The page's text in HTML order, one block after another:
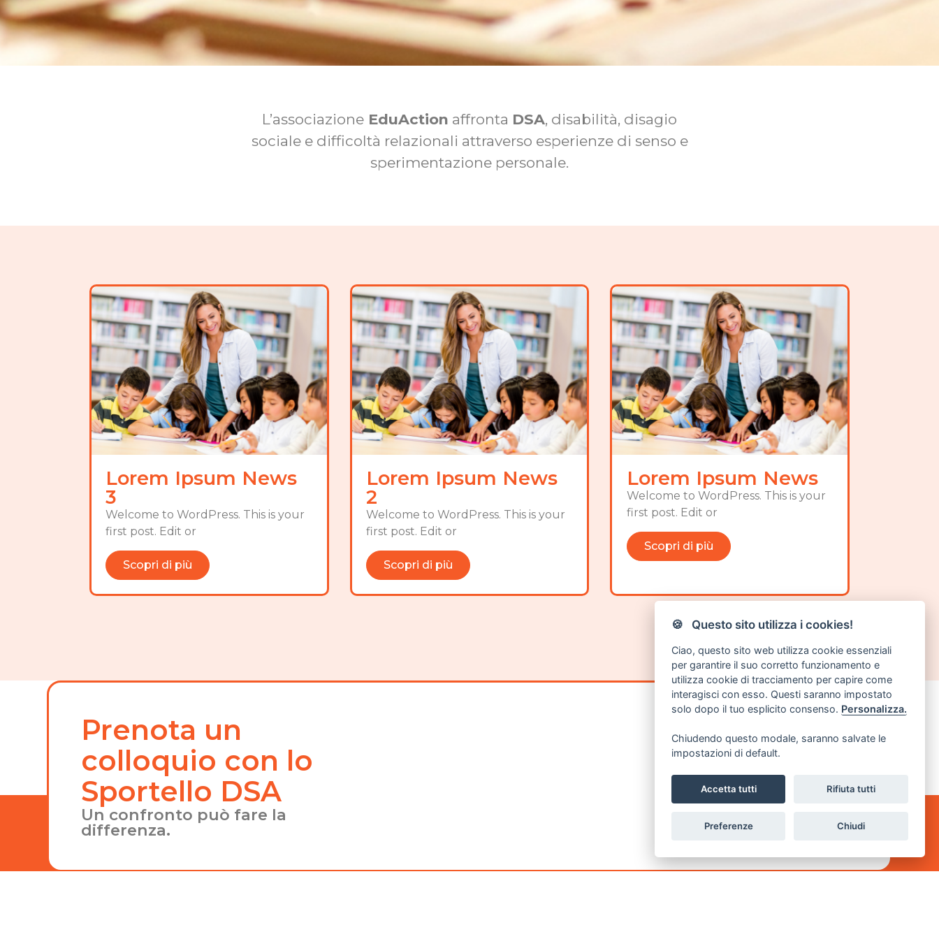
L’associazione EduAction affronta DSA, disabilità, disagio
sociale e difficoltà relazionali attraverso esperienze di senso e
sperimentazione personale.
Lorem Ipsum News
3
Welcome to WordPress. This is your
first post. Edit or
Scopri di più
Lorem Ipsum News
2
Welcome to WordPress. This is your
first post. Edit or
Scopri di più
Lorem Ipsum News
Welcome to WordPress. This is your
first post. Edit or
Scopri di più
Prenota un
colloquio con lo
Sportello DSA
Un confronto può fare la
differenza.
🍪 Questo sito utilizza i cookies!
Ciao, questo sito web utilizza cookie essenziali
per garantire il suo corretto funzionamento e
utilizza cookie di tracciamento per capire come
interagisci con esso. Questi saranno impostato
solo dopo il tuo esplicito consenso. Personalizza.
Chiudendo questo modale, saranno salvate le
impostazioni di default.
Accetta tutti Rifiuta tutti
Preferenze Chiudi